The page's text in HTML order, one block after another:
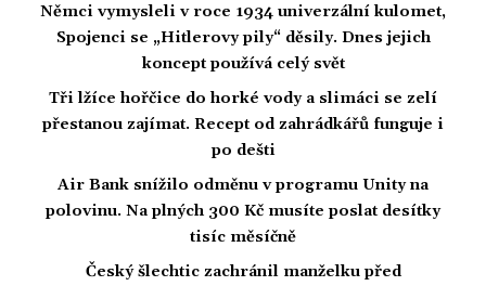
Němci vymysleli v roce 1934 univerzální kulomet,
Spojenci se „Hitlerovy pily“ děsily. Dnes jejich
koncept používá celý svět
Tři lžíce hořčice do horké vody a slimáci se zelí
přestanou zajímat. Recept od zahrádkářů funguje i
po dešti
Air Bank snížilo odměnu v programu Unity na
polovinu. Na plných 300 Kč musíte poslat desítky
tisíc měsíčně
Český šlechtic zachránil manželku před